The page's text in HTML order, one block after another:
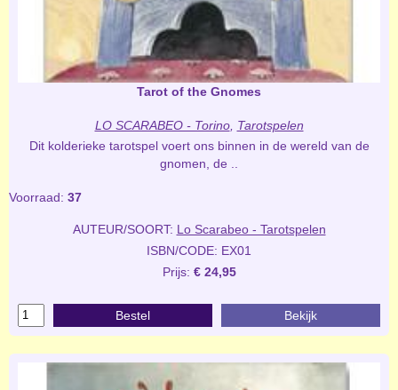
Tarot of the Gnomes
LO SCARABEO - Torino, Tarotspelen
Dit kolderieke tarotspel voert ons binnen in de wereld van de
gnomen, de ..
Voorraad: 37
AUTEUR/SOORT: Lo Scarabeo - Tarotspelen
ISBN/CODE: EX01
Prijs: € 24,95
Bestel Bekijk